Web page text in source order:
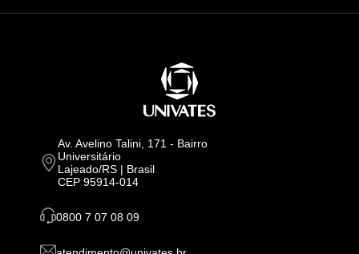
Av. Avelino Talini, 171 - Bairro
Universitário
Lajeado/RS | Brasil
CEP 95914-014
0800 7 07 08 09